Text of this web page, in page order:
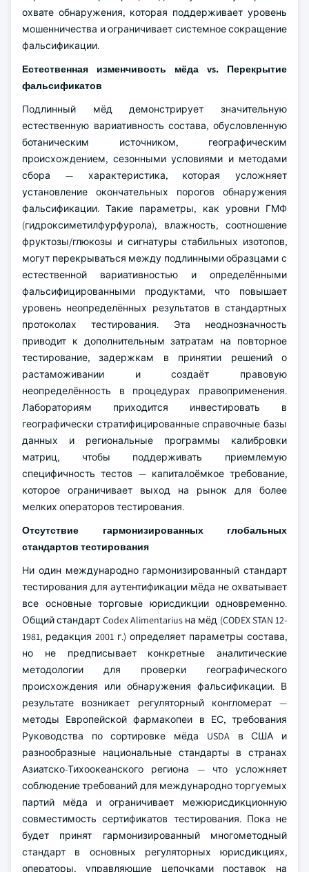
охвате обнаружения, которая поддерживает уровень
мошенничества и ограничивает системное сокращение
фальсификации.
Естественная изменчивость мёда vs. Перекрытие
фальсификатов
Подлинный мёд демонстрирует значительную
естественную вариативность состава, обусловленную
ботаническим источником, географическим
происхождением, сезонными условиями и методами
сбора — характеристика, которая усложняет
установление окончательных порогов обнаружения
фальсификации. Такие параметры, как уровни ГМФ
(гидроксиметилфурфурола), влажность, соотношение
фруктозы/глюкозы и сигнатуры стабильных изотопов,
могут перекрываться между подлинными образцами с
естественной вариативностью и определёнными
фальсифицированными продуктами, что повышает
уровень неопределённых результатов в стандартных
протоколах тестирования. Эта неоднозначность
приводит к дополнительным затратам на повторное
тестирование, задержкам в принятии решений о
растаможивании и создаёт правовую
неопределённость в процедурах правоприменения.
Лабораториям приходится инвестировать в
географически стратифицированные справочные базы
данных и региональные программы калибровки
матриц, чтобы поддерживать приемлемую
специфичность тестов — капиталоёмкое требование,
которое ограничивает выход на рынок для более
мелких операторов тестирования.
Отсутствие гармонизированных глобальных
стандартов тестирования
Ни один международно гармонизированный стандарт
тестирования для аутентификации мёда не охватывает
все основные торговые юрисдикции одновременно.
Общий стандарт Codex Alimentarius на мёд (CODEX STAN 12-
1981, редакция 2001 г.) определяет параметры состава,
но не предписывает конкретные аналитические
методологии для проверки географического
происхождения или обнаружения фальсификации. В
результате возникает регуляторный конгломерат —
методы Европейской фармакопеи в ЕС, требования
Руководства по сортировке мёда USDA в США и
разнообразные национальные стандарты в странах
Азиатско-Тихоокеанского региона — что усложняет
соблюдение требований для международно торгуемых
партий мёда и ограничивает межюрисдикционную
совместимость сертификатов тестирования. Пока не
будет принят гармонизированный многометодный
стандарт в основных регуляторных юрисдикциях,
операторы, управляющие цепочками поставок на